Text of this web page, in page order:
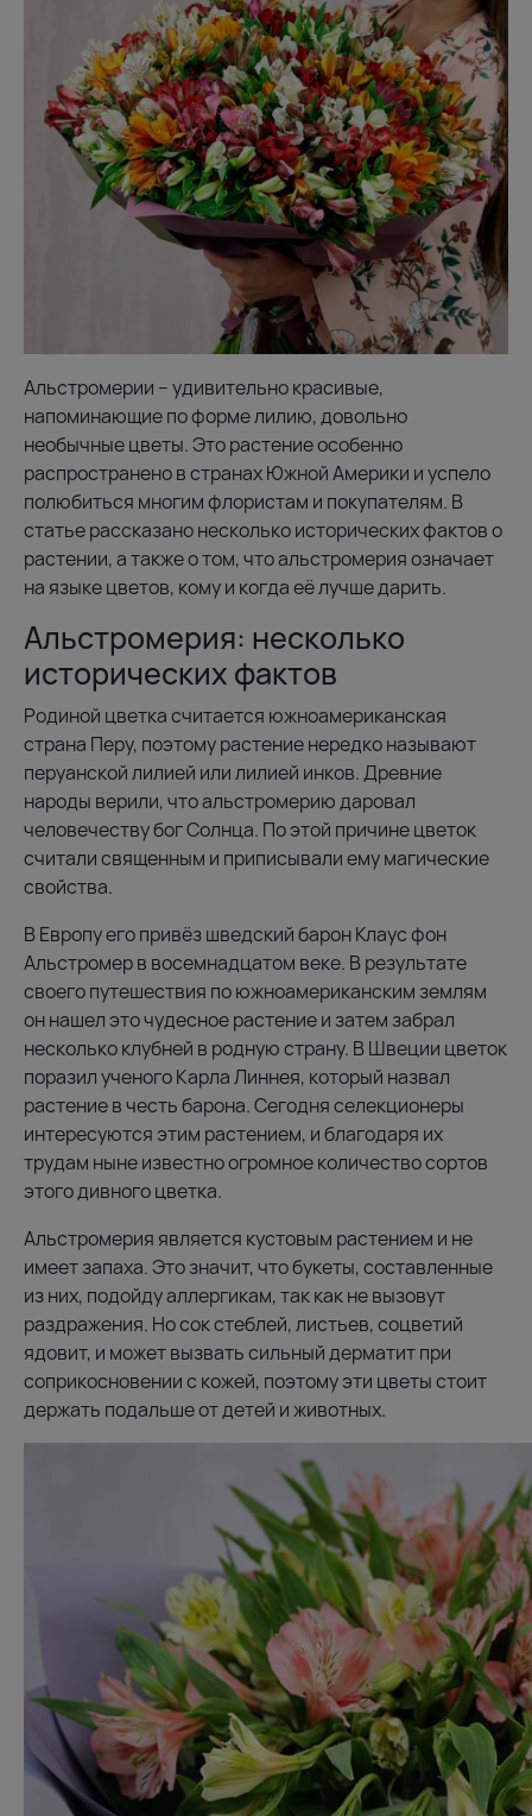
Альстромерии – удивительно красивые,
напоминающие по форме лилию, довольно
необычные цветы. Это растение особенно
распространено в странах Южной Америки и успело
полюбиться многим флористам и покупателям. В
статье рассказано несколько исторических фактов о
растении, а также о том, что альстромерия означает
на языке цветов, кому и когда её лучше дарить.
Альстромерия: несколько
исторических фактов
Родиной цветка считается южноамериканская
страна Перу, поэтому растение нередко называют
перуанской лилией или лилией инков. Древние
народы верили, что альстромерию даровал
человечеству бог Солнца. По этой причине цветок
считали священным и приписывали ему магические
свойства.
В Европу его привёз шведский барон Клаус фон
Альстромер в восемнадцатом веке. В результате
своего путешествия по южноамериканским землям
он нашел это чудесное растение и затем забрал
несколько клубней в родную страну. В Швеции цветок
поразил ученого Карла Линнея, который назвал
растение в честь барона. Сегодня селекционеры
интересуются этим растением, и благодаря их
трудам ныне известно огромное количество сортов
этого дивного цветка.
Альстромерия является кустовым растением и не
имеет запаха. Это значит, что букеты, составленные
из них, подойду аллергикам, так как не вызовут
раздражения. Но сок стеблей, листьев, соцветий
ядовит, и может вызвать сильный дерматит при
соприкосновении с кожей, поэтому эти цветы стоит
держать подальше от детей и животных.